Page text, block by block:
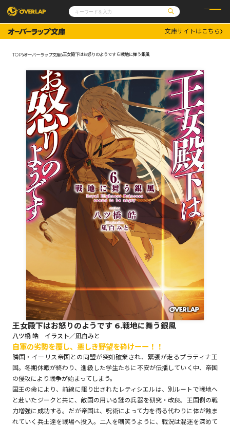
コミックガルド
コミッククリエ
文庫
ノベルス
その他
コミックエッセイ
ポケットモンスター
アニメ
ゲーム
通販・NEWS
OVERLAP STORE
オーバーラップ広報室
企業
会社概要
採用情報
アクセス
オーバーラップホールディングス
お問い合わせはこちら
オーバーラップ文庫
オーバーラップノベルス
オーバーラップノベルスf
ロサージュノベルス
コミッククリエ
文庫サイトはこちら
TOP オーバーラップ文庫 王女殿下はお怒りのようです 6.戦地に舞う銀風
王女殿下はお怒りのようです 6.戦地に舞う銀風
八ツ橋 皓 イラスト／凪白みと
自軍の劣勢を覆し、悪しき野望を砕けーー！！
隣国・イーリス帝国との同盟が突如破棄され、緊張が走るプラティナ王
国。冬期休暇が終わり、進級した学生たちに不安が伝播していく中、帝国
の侵攻により戦争が始まってしまう。
国王の命により、前線に駆り出されたレティシエルは、別ルートで戦地へ
と赴いたジークと共に、敵国の用いる謎の兵器を研究・改良。王国側の戦
力増強に成功する。だが帝国は、呪術によって力を得る代わりに体が蝕ま
れていく兵士達を戦場へ投入。二人を嘲笑うように、戦況は混迷を深めて